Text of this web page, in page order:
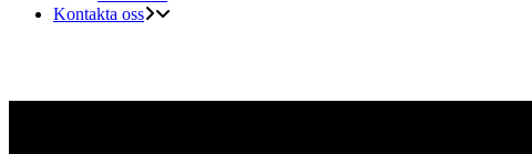
Kontakta oss